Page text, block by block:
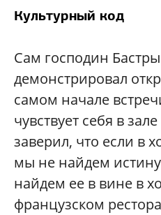
Культурный код
Сам господин
демонстрировал
самом начале
чувствует себя в
заверил, что если в
мы не найдем
найдем ее в вине в
французском